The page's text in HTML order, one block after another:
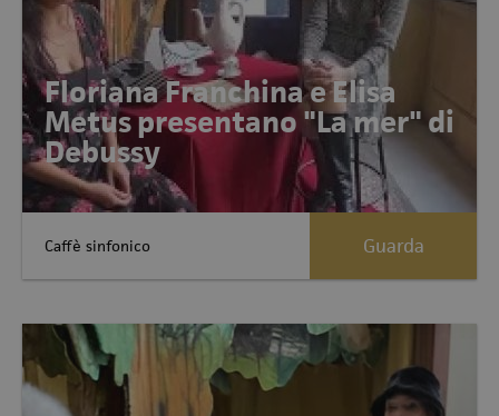
Floriana Franchina e Elisa
Metus presentano "La mer" di
Debussy
Caffè sinfonico Guarda